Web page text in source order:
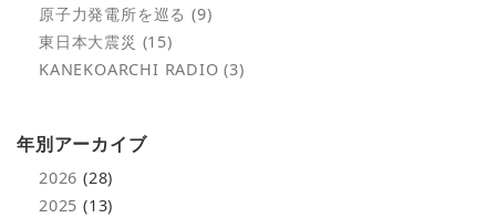
原子力発電所を巡る (9)
東日本大震災 (15)
KANEKOARCHI RADIO (3)
年別アーカイブ
2026 (28)
2025 (13)